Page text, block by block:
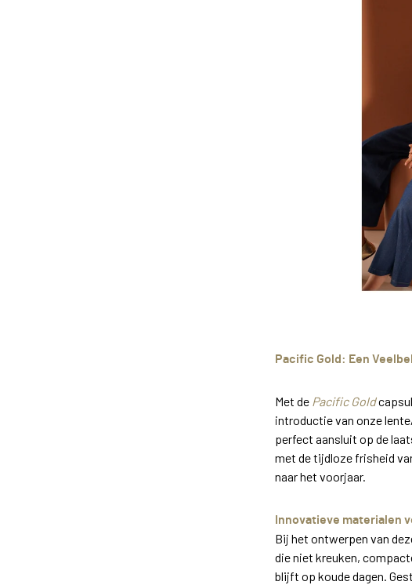
Pacific Gold: Een
Met de Pacific Gold
introductie van onze
perfect aansluit op de
met de tijdloze frisheid
naar het voorjaar.
Innovatieve materialen
Bij het ontwerpen van
die niet kreuken,
blijft op koude dagen.